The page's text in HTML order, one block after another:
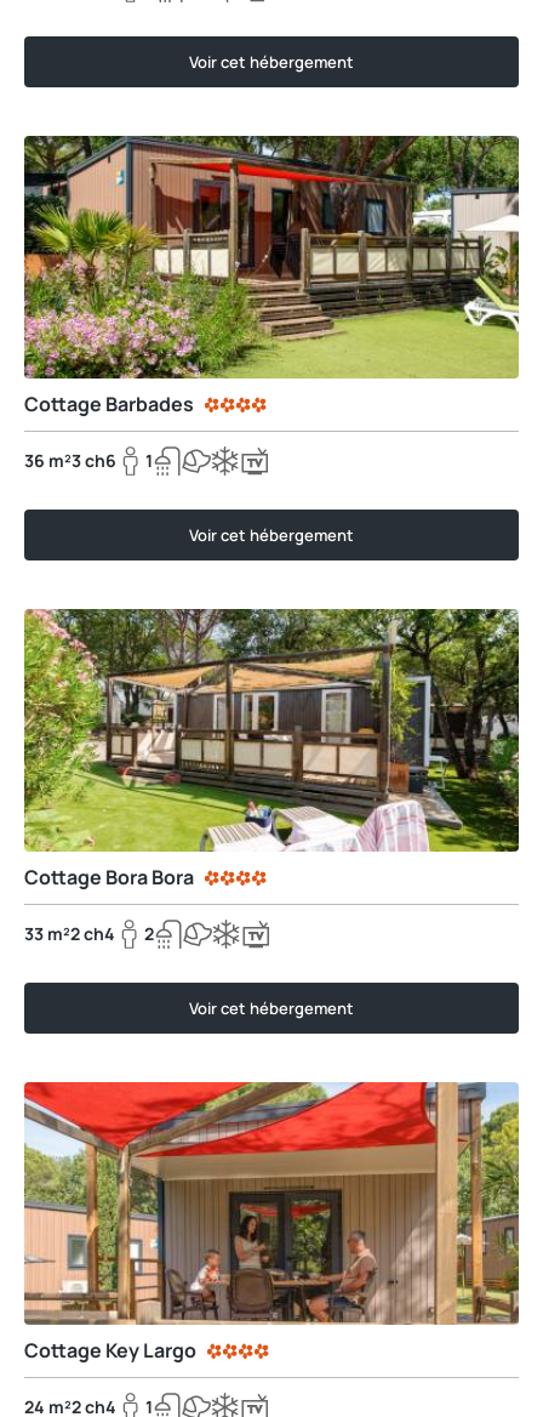
Voir cet hébergement
Cottage Barbades
36 m²3 ch6 1
Voir cet hébergement
Cottage Bora Bora
33 m²2 ch4 2
Voir cet hébergement
Cottage Key Largo
24 m²2 ch4 1